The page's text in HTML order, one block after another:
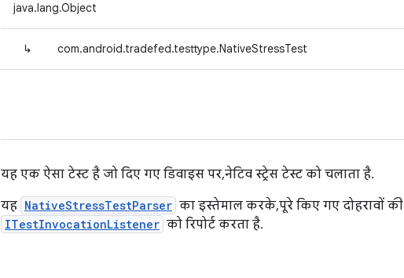
java.lang.Object
↳ com.android.tradefed.testtype.NativeStressTest
यह एक ऐसा टेस्ट है जो दिए गए डिवाइस पर, नेटिव स्ट्रेस टेस्ट को चलाता है.
यह NativeStressTestParser का इस्तेमाल करके, पूरे किए गए दोहरावों
ITestInvocationListener को रिपोर्ट करता है.